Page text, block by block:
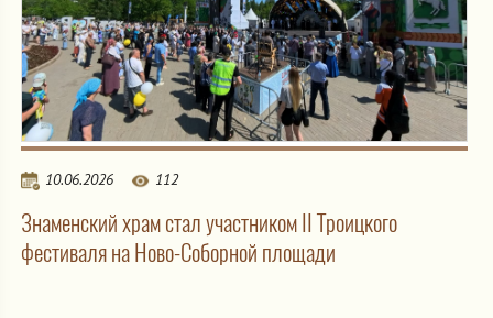
10.06.2026 112
Знаменский храм стал участником II Троицкого
фестиваля на Ново-Соборной площади